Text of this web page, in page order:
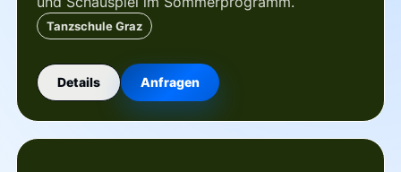
Tanzschule Graz
Details Anfragen